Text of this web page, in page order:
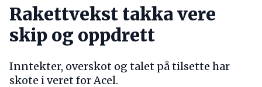
Rakettvekst takka vere
skip og oppdrett
Inntekter, overskot og talet på tilsette har
skote i veret for Acel.